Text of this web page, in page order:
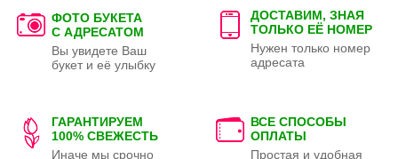
ФОТО БУКЕТА
С АДРЕСАТОМ
Вы увидете Ваш
букет и её улыбку
ДОСТАВИМ, ЗНАЯ
ТОЛЬКО ЕЁ НОМЕР
Нужен только номер
адресата
ГАРАНТИРУЕМ
100% СВЕЖЕСТЬ
Иначе мы срочно
ВСЕ СПОСОБЫ
ОПЛАТЫ
Простая и удобная